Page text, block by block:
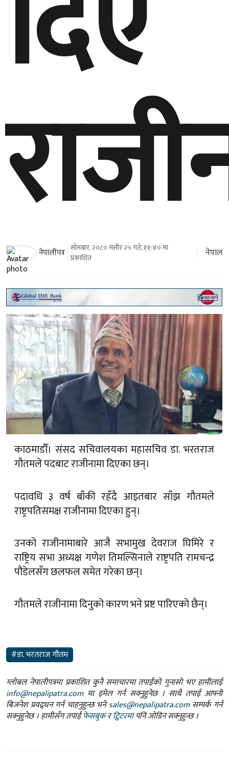
नेपालीपत्र सोमबार, २०८० मंसीर २५ गते, ११:४० मा
प्रकाशित
नेपाल
काठमाडौँ। संसद सचिवालयका महासचिव डा. भरतराज
गौतमले पदबाट राजीनामा दिएका छन्।
पदावधि ३ वर्ष बाँकी रहँदै आइतबार साँझ गौतमले
राष्ट्रपतिसमक्ष राजीनामा दिएका हुन्।
उनको राजीनामाबारे आजै सभामुख देवराज घिमिरे र
राष्ट्रिय सभा अध्यक्ष गणेश तिमल्सिनाले राष्ट्रपति रामचन्द्र
पौडेलसँग छलफल समेत गरेका छन्।
गौतमले राजीनामा दिनुको कारण भने प्रष्ट पारिएको छैन्।
#डा. भरतराज गौतम
ग्लोबल नेपालीपत्रमा प्रकाशित कुनै समाचारमा तपाईंको गुनासो भए हामीलाई
info@nepalipatra.comमा इमेल गर्न सक्नुहुनेछ । साथै तपाई आफ्नो
बिजनेश प्रवद्र्धन गर्न चाहनुहुन्छ भनेsales@nepalipatra.comसम्पर्क गर्न
सक्नुहुनेछ । हामीसँग तपाईंफेसबुकरट्विटरमापनि जोडिन सक्नुहुन्छ ।